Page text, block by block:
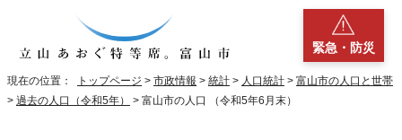
緊急・防災
現在の位置： トップページ > 市政情報 > 統計 > 人口統計 > 富山市の人口と世帯
> 過去の人口（令和5年） > 富山市の人口 （令和5年6月末）